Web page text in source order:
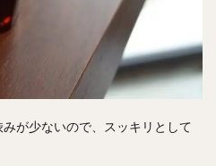
が少ないので、スッキリとして